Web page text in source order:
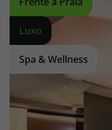
Luxo
Spa & Wellness